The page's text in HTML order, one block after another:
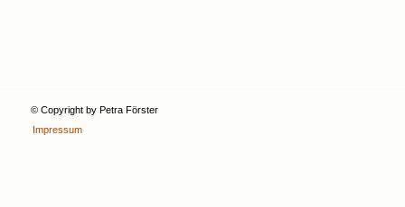
© Copyright by Petra Förster
Impressum